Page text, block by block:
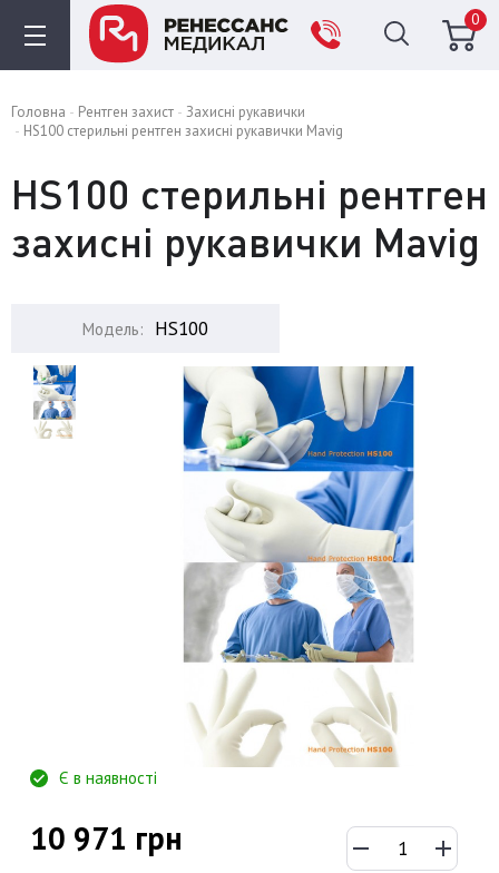
0
Головна Рентген захист
Захисні рукавички
HS100 стерильні рентген захисні рукавички Mavig
HS100 стерильні рентген
захисні рукавички Mavig
Модель: HS100
Є в наявності
10 971 грн